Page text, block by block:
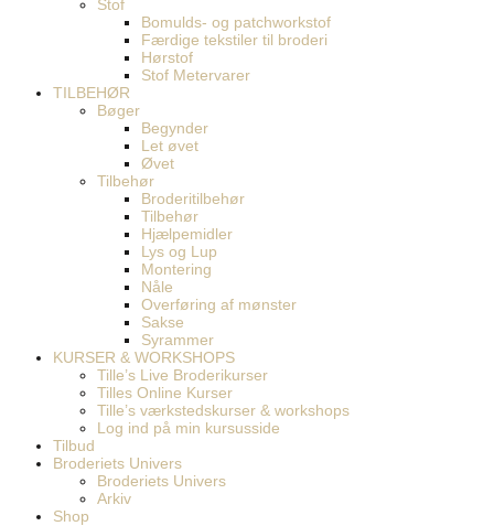
Stof
Bomulds- og patchworkstof
Færdige tekstiler til broderi
Hørstof
Stof Metervarer
TILBEHØR
Bøger
Begynder
Let øvet
Øvet
Tilbehør
Broderitilbehør
Tilbehør
Hjælpemidler
Lys og Lup
Montering
Nåle
Overføring af mønster
Sakse
Syrammer
KURSER & WORKSHOPS
Tille’s Live Broderikurser
Tilles Online Kurser
Tille’s værkstedskurser & workshops
Log ind på min kursusside
Tilbud
Broderiets Univers
Broderiets Univers
Arkiv
Shop